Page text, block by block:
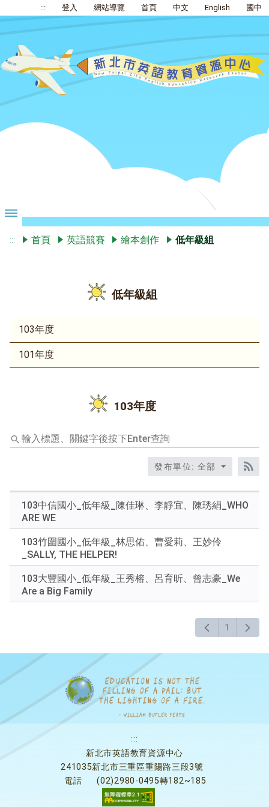
::: 登入 網站導覽 首頁 中文 English 國中
::: 首頁 英語競賽 繪本創作 低年級組
低年級組
103年度
101年度
103年度
輸
入
Enter
發布單位: 全部
103中信國小_低年級_陳佳琳、李靜宜、陳琇絹_WHO
ARE WE
103竹圍國小_低年級_林思佑、曹愛莉、王妙伶
_SALLY, THE HELPER!
103大豐國小_低年級_王秀榕、呂育昕、曾志豪_We
Are a Big Family
1
:::
新北市英語教育資源中心
241035新北市三重區重陽路三段3號
電話
(02)2980-0495轉182~185